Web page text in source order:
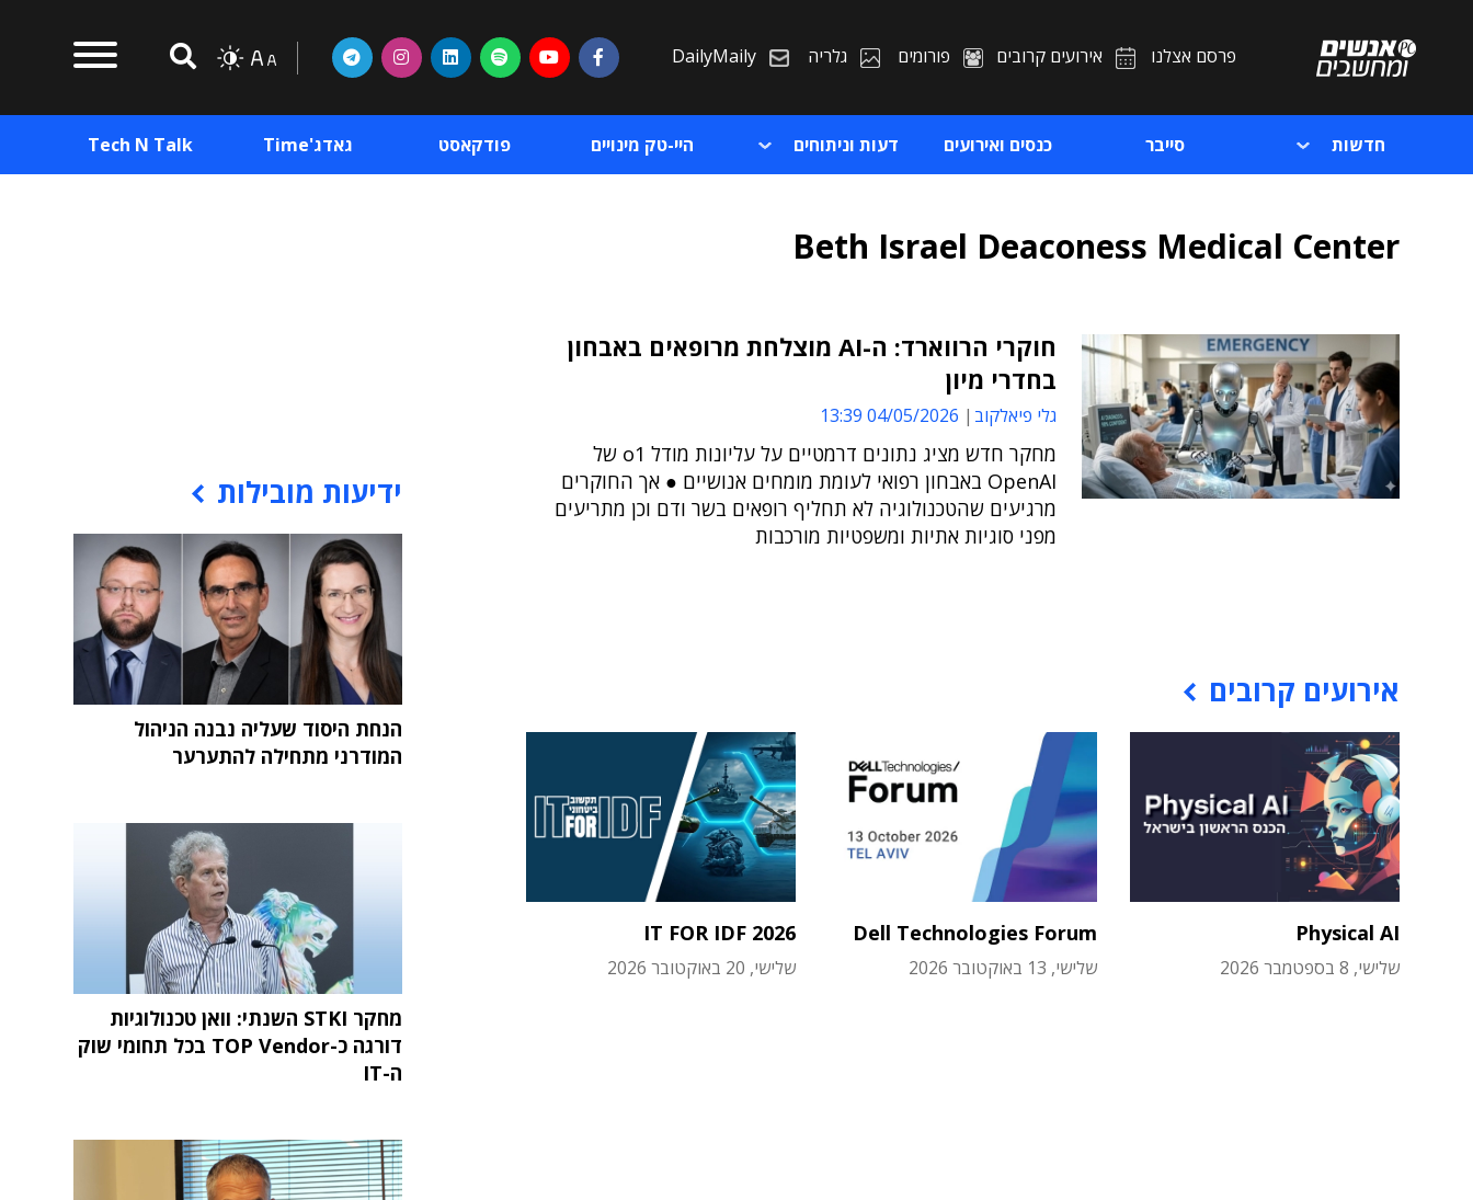
פרסם אצלנו אירועים קרובים פורומים גלריה DailyMaily
חדשות סייבר כנסים ואירועים דעות וניתוחים היי-טק מינויים פודקאסט גאדג'Time Tech N Talk
Beth Israel Deaconess Medical Center
חוקרי הרווארד: ה-AI מוצלחת מרופאים באבחון
בחדרי מיון
גלי פיאלקוב 04/05/2026 13:39
מחקר חדש מציג נתונים דרמטיים על עליונות מודל o1 של
OpenAI באבחון רפואי לעומת מומחים אנושיים ● אך החוקרים
מרגיעים שהטכנולוגיה לא תחליף רופאים בשר ודם וכן מתריעים
מפני סוגיות אתיות ומשפטיות מורכבות
אירועים קרובים
Physical AI
שלישי, 8 בספטמבר 2026
Dell Technologies Forum
שלישי, 13 באוקטובר 2026
IT FOR IDF 2026
שלישי, 20 באוקטובר 2026
ידיעות מובילות
הנחת היסוד שעליה נבנה הניהול
המודרני מתחילה להתערער
מחקר STKI השנתי: וואן טכנולוגיות
דורגה כ-TOP Vendor בכל תחומי שוק
ה-IT